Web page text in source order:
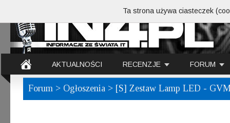
AKTUALNOŚCI RECENZJE FORUM
Forum > Ogłoszenia > [S] Zestaw Lamp LED -
Ta strona używa ciasteczek